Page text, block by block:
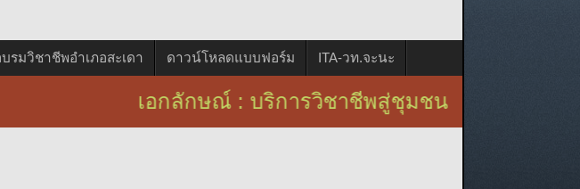
รมวิชาชีพอำเภอสะเดา ดาวน์โหลดแบบฟอร์ม ITA-วท.จะนะ
เอกลักษณ์ : บริการวิชาชีพสู่ชุมชน